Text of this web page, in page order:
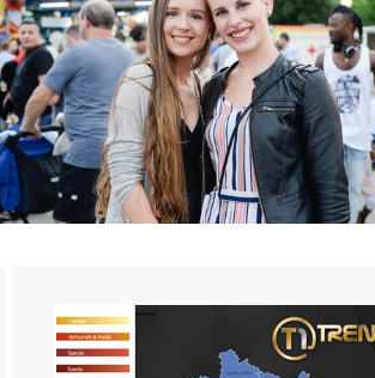
20.07.19
VOLKSFEST 20.07.2019